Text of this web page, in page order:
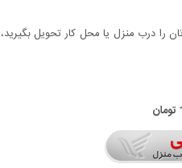
درب منزل یا محل کار تحویل